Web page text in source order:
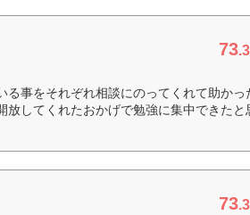
73
事をそれぞれ相談にのってくれて助かっ
してくれたおかげで勉強に集中できたと
73